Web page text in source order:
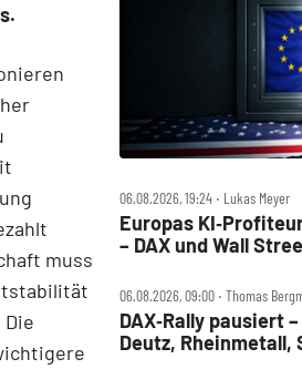
muss
06.08.2026, 19:24 ‧ Lukas Meyer
Europas
– DAX und Wall
06.08.2026, 09:00 ‧ Thomas
DAX‑Rally pausiert
Deutz, Rheinmetall,